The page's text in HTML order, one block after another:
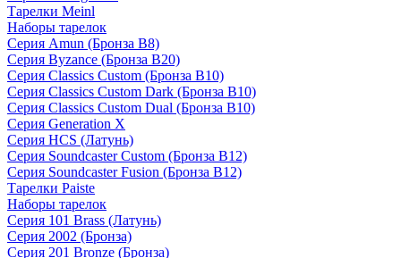
Тарелки Meinl
Наборы тарелок
Серия Amun (Бронза B8)
Серия Byzance (Бронза B20)
Серия Classics Custom (Бронза B10)
Серия Classics Custom Dark (Бронза B10)
Серия Classics Custom Dual (Бронза B10)
Серия Generation X
Серия HCS (Латунь)
Серия Soundcaster Custom (Бронза B12)
Серия Soundcaster Fusion (Бронза B12)
Тарелки Paiste
Наборы тарелок
Серия 101 Brass (Латунь)
Серия 2002 (Бронза)
Серия 201 Bronze (Бронза)